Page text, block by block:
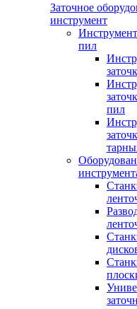
Заточное
инструмент
пил
пил